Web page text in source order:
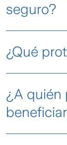
seguro?
¿Qué
¿A quién